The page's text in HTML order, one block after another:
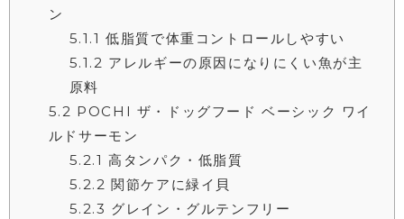
ン
5.1.1 低脂質で体重コントロールしやすい
5.1.2 アレルギーの原因になりにくい魚が主
原料
5.2 POCHI ザ・ドッグフード ベーシック ワイ
ルドサーモン
5.2.1 高タンパク・低脂質
5.2.2 関節ケアに緑イ貝
5.2.3 グレイン・グルテンフリー